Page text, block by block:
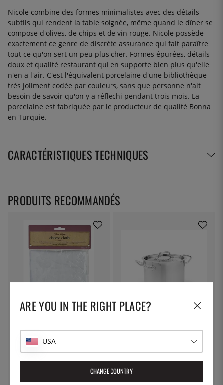
Nicole combine des formes minimalistes avec des détails
subtils qui rendent la table soignée, même quand le dîner se
compose d'olives, de chips et de vin rouge. Nicole possède
exactement ce genre de discrète assurance qui fait paraître
tout ce qu'on sert un peu plus cher. Formes épurées, détails
doux et qualité restaurant qui en supporte bien plus qu'elle
n'en a l'air. C'est l'équivalent porcelaine d'une bibliothèque
très joliment codée par couleurs, sans que personne n'ait
besoin de savoir qu'on y a réfléchi pendant trois mois. La
porcelaine est fabriquée par le producteur de qualité Bonna
en Turquie.
CARACTÉRISTIQUES TECHNIQUES
KITCHEN CRAFT
Kitchen Craft
PATINA
verrouillable, 5 litres - Patina
PRODUITS RECOMMANDÉS
ARE YOU IN THE RIGHT PLACE?
USA
CHANGE COUNTRY